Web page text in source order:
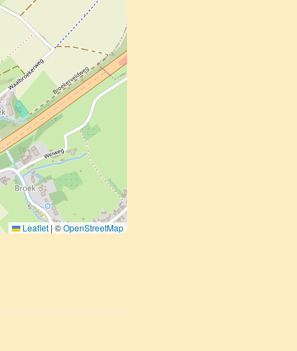
Leaflet | ©OpenStreetMap